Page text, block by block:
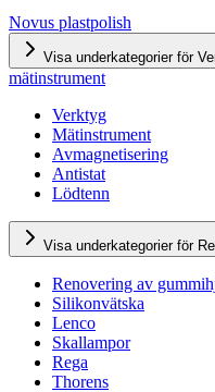
Novus plastpolish
Visa underkategorier för
mätinstrument
Verktyg
Mätinstrument
Avmagnetisering
Antistat
Lödtenn
Visa underkategorier för
Renovering av
Silikonvätska
Lenco
Skallampor
Rega
Thorens